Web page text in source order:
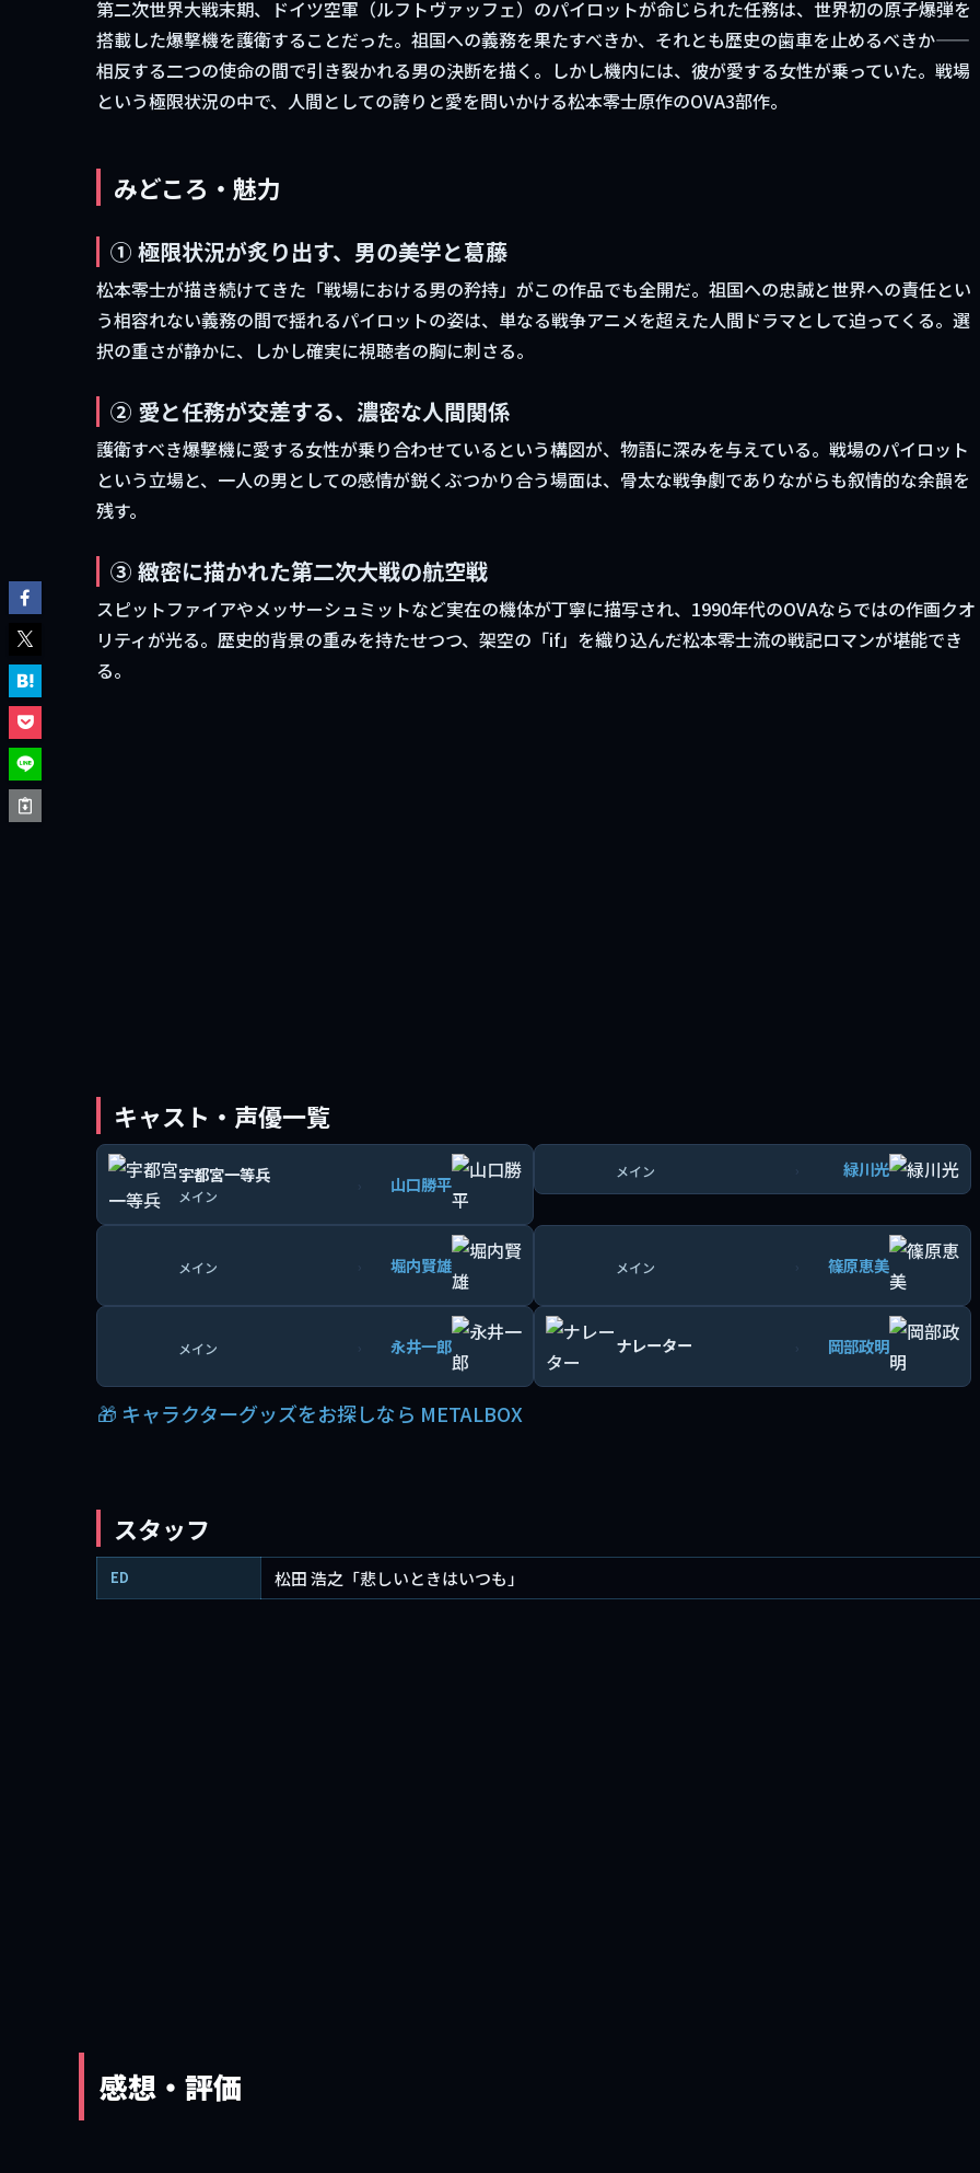
第二次世界大戦末期、ドイツ空軍（ルフトヴァッフェ）のパイロットが命じられた任務は、世界初の原子爆弾を
搭載した爆撃機を護衛することだった。祖国への義務を果たすべきか、それとも歴史の歯車を止めるべきか——
相反する二つの使命の間で引き裂かれる男の決断を描く。しかし機内には、彼が愛する女性が乗っていた。戦場
という極限状況の中で、人間としての誇りと愛を問いかける松本零士原作のOVA3部作。
みどころ・魅力
① 極限状況が炙り出す、男の美学と葛藤
松本零士が描き続けてきた「戦場における男の矜持」がこの作品でも全開だ。祖国への忠誠と世界への責任とい
う相容れない義務の間で揺れるパイロットの姿は、単なる戦争アニメを超えた人間ドラマとして迫ってくる。選
択の重さが静かに、しかし確実に視聴者の胸に刺さる。
② 愛と任務が交差する、濃密な人間関係
護衛すべき爆撃機に愛する女性が乗り合わせているという構図が、物語に深みを与えている。戦場のパイロット
という立場と、一人の男としての感情が鋭くぶつかり合う場面は、骨太な戦争劇でありながらも叙情的な余韻を
残す。
③ 緻密に描かれた第二次大戦の航空戦
スピットファイアやメッサーシュミットなど実在の機体が丁寧に描写され、1990年代のOVAならではの作画クオ
リティが光る。歴史的背景の重みを持たせつつ、架空の「if」を織り込んだ松本零士流の戦記ロマンが堪能でき
る。
キャスト・声優一覧
宇都宮一等兵
メイン
› 山口勝平
メイン › 緑川光
メイン › 堀内賢雄 メイン › 篠原恵美
メイン › 永井一郎 ナレーター › 岡部政明
🎁 キャラクターグッズをお探しなら METALBOX
スタッフ
ED 松田 浩之「悲しいときはいつも」
感想・評価